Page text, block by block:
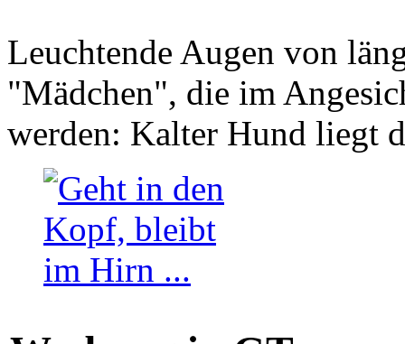
Leuchtende Augen von
"Mädchen", die im
werden: Kalter Hund liegt